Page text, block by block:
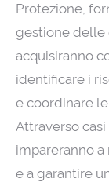
Protezione,
gestione delle
acquisiranno
identificare i
e coordinare
Attraverso
impareranno
e a garantire